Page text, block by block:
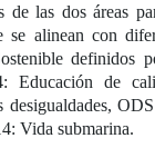
de las dos áreas
se alinean con
definidos
Educación de
desigualdades,
Vida submarina.